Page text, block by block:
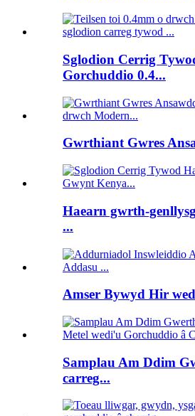
Sglodion Cerrig
Gorchuddio 0.4...
Gwrthiant Gwres
Haearn gwrth-
...
Amser Bywyd Hir
Samplau Am Ddim
carreg...